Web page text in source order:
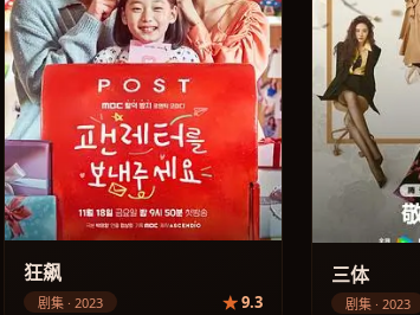
狂飙
剧集 · 2023 9.3
三体
剧集 · 2023